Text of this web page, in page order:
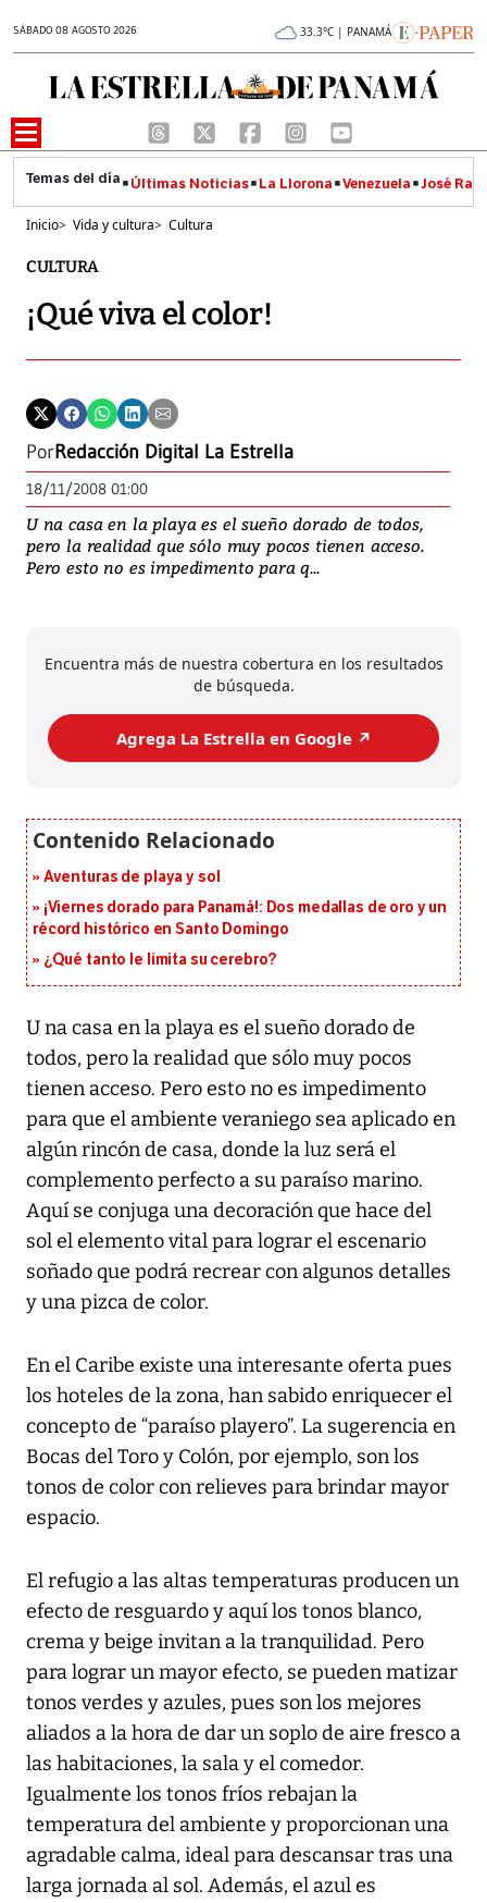
SÁBADO 08 AGOSTO 2026 33.3°C | PANAMÁ
Últimas Noticias La Llorona Venezuela José
Inicio> Vida y cultura> Cultura
CULTURA
¡Qué viva el color!
PorRedacción Digital La Estrella
18/11/2008 01:00
U na casa en la playa es el sueño dorado de todos,
pero la realidad que sólo muy pocos tienen acceso.
Pero esto no es impedimento para q...
Encuentra más de nuestra cobertura en los resultados
de búsqueda.
Agrega La Estrella en Google ↗️
Aventuras de playa y sol
¡Viernes dorado para Panamá!: Dos medallas de oro y un
récord histórico en Santo Domingo
¿Qué tanto le limita su cerebro?
U na casa en la playa es el sueño dorado de
todos, pero la realidad que sólo muy pocos
tienen acceso. Pero esto no es impedimento
para que el ambiente veraniego sea aplicado en
algún rincón de casa, donde la luz será el
complemento perfecto a su paraíso marino.
Aquí se conjuga una decoración que hace del
sol el elemento vital para lograr el escenario
soñado que podrá recrear con algunos detalles
y una pizca de color.
En el Caribe existe una interesante oferta pues
los hoteles de la zona, han sabido enriquecer el
concepto de “paraíso playero”. La sugerencia en
Bocas del Toro y Colón, por ejemplo, son los
tonos de color con relieves para brindar mayor
espacio.
El refugio a las altas temperaturas producen un
efecto de resguardo y aquí los tonos blanco,
crema y beige invitan a la tranquilidad. Pero
para lograr un mayor efecto, se pueden matizar
tonos verdes y azules, pues son los mejores
aliados a la hora de dar un soplo de aire fresco a
las habitaciones, la sala y el comedor.
Igualmente los tonos fríos rebajan la
temperatura del ambiente y proporcionan una
agradable calma, ideal para descansar tras una
larga jornada al sol. Además, el azul es